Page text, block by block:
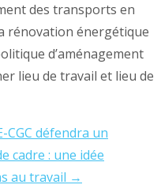
des transports en
rénovation énergétique
d’aménagement
lieu de travail et lieu de
CGC défendra un
cadre : une idée
au travail →